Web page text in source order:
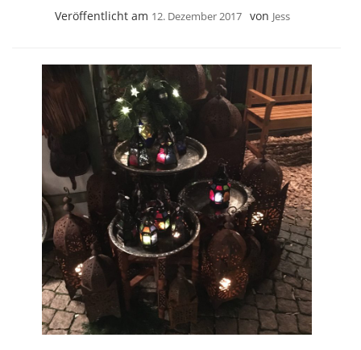
Veröffentlicht am 12. Dezember 2017 von Jess